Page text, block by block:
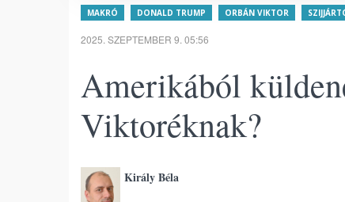
MAKRÓ DONALD TRUMP ORBÁN VIKTOR
2025. SZEPTEMBER 9. 05:56
Amerikából
Viktoréknak?
Király Béla